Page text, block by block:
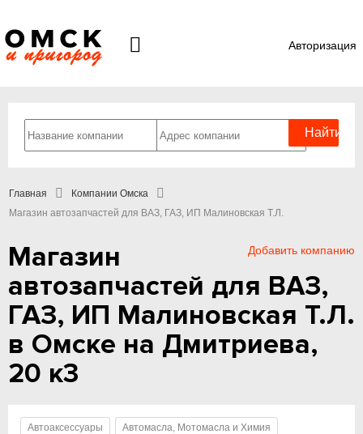
Авторизация
Главная
Компании Омска
Магазин автозапчастей для ВАЗ, ГАЗ, ИП Малиновская Т.Л.
Добавить компанию
Магазин
автозапчастей для ВАЗ,
ГАЗ, ИП Малиновская Т.Л.
в Омске на Дмитриева,
20 к3
Автоаксессуары Автомасла, Мотомасла и Химия